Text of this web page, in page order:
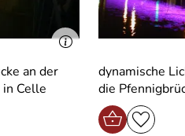
an der
Celle
dynamische
die